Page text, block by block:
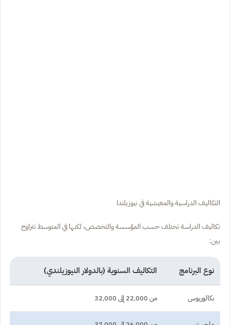
التكاليف الدراسية والمعيشية في نيوزيلندا
تكاليف الدراسة تختلف حسب المؤسسة والتخصص، لكنها في المتوسط تتراوح
بين:
نوع البرنامج التكاليف السنوية (بالدولار النيوزيلندي)
بكالوريوس من 22,000 إلى 32,000